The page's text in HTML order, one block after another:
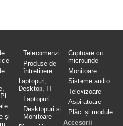
și
Telecomenzi
Produse de
întreținere
Laptopuri,
Desktop, IT
Laptopuri
Desktopuri și
Monitoare
Cuptoare cu
microunde
Monitoare
Sisteme audio
Televizoare
Aspiratoare
Plăci și module
Accesorii